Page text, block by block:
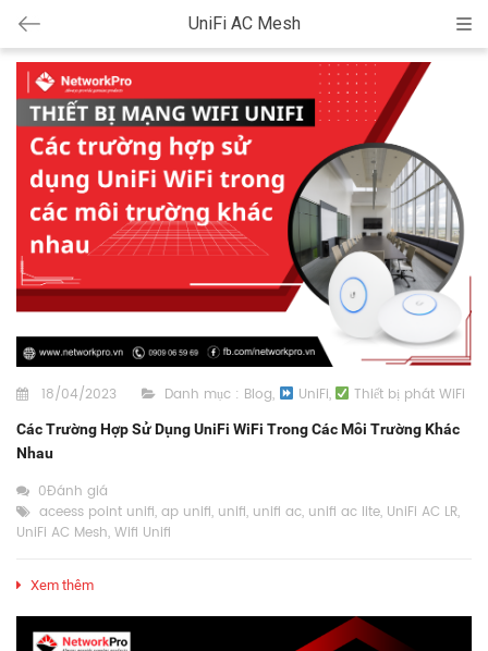
UniFi AC Mesh
18/04/2023 Danh mục : Blog, UniFi, Thiết bị phát WiFi
Các Trường Hợp Sử Dụng UniFi WiFi Trong Các Môi Trường Khác
Nhau
0Đánh giá
aceess point unifi, ap unifi, unifi, unifi ac, unifi ac lite, UniFi AC LR,
UniFi AC Mesh, Wifi Unifi
Xem thêm